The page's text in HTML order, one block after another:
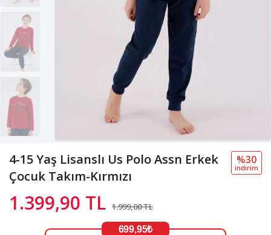
4-15 Yaş Lisanslı Us Polo Assn Erkek
Çocuk Takım-Kırmızı
1.399,90 TL 1.999,00 TL
%30
i̇ndi̇ri̇m
699,95₺